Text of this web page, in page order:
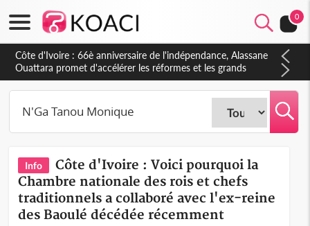
0
Côte d'Ivoire : 66è anniversaire de l'indépendance, Alassane
Ouattara promet d'accélérer les réformes et les grands
investissements pour une nation plus forte et plus prospère
Info
Côte d'Ivoire : Voici pourquoi la
Chambre nationale des rois et chefs
traditionnels a collaboré avec l'ex-reine
des Baoulé décédée récemment